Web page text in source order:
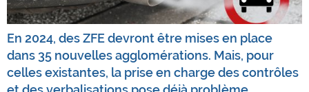
En 2024, des ZFE devront être mises en place
dans 35 nouvelles agglomérations. Mais, pour
celles existantes, la prise en charge des contrôles